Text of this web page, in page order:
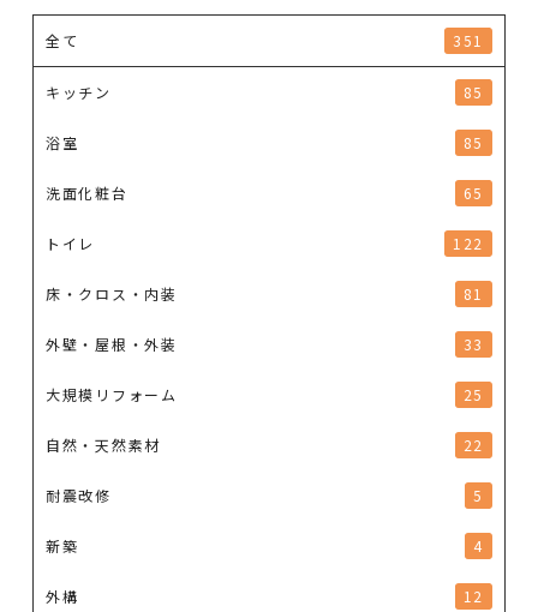
全て 351
キッチン 85
浴室 85
洗面化粧台 65
トイレ 122
床・クロス・内装 81
外壁・屋根・外装 33
大規模リフォーム 25
自然・天然素材 22
耐震改修 5
新築 4
外構 12